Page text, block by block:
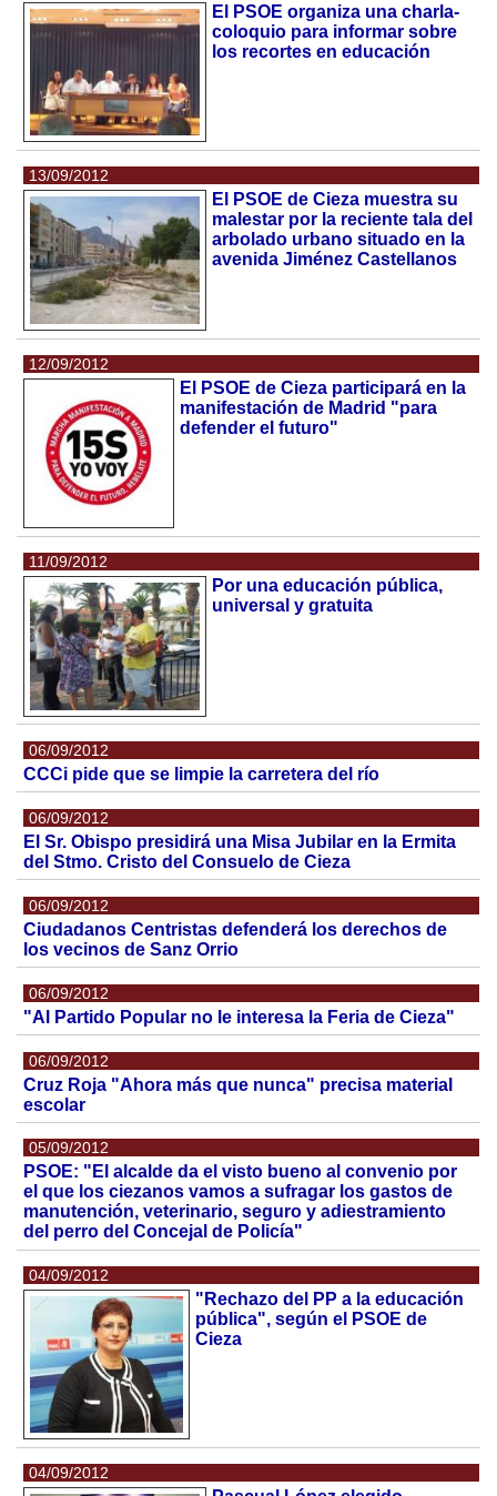
El PSOE organiza una charla-
coloquio para informar sobre
los recortes en educación
13/09/2012
El PSOE de Cieza muestra su
malestar por la reciente tala del
arbolado urbano situado en la
avenida Jiménez Castellanos
12/09/2012
El PSOE de Cieza participará en la
manifestación de Madrid "para
defender el futuro"
11/09/2012
Por una educación pública,
universal y gratuita
06/09/2012
CCCi pide que se limpie la carretera del río
06/09/2012
El Sr. Obispo presidirá una Misa Jubilar en la Ermita
del Stmo. Cristo del Consuelo de Cieza
06/09/2012
Ciudadanos Centristas defenderá los derechos de
los vecinos de Sanz Orrio
06/09/2012
"Al Partido Popular no le interesa la Feria de Cieza"
06/09/2012
Cruz Roja "Ahora más que nunca" precisa material
escolar
05/09/2012
PSOE: "El alcalde da el visto bueno al convenio por
el que los ciezanos vamos a sufragar los gastos de
manutención, veterinario, seguro y adiestramiento
del perro del Concejal de Policía"
04/09/2012
"Rechazo del PP a la educación
pública", según el PSOE de
Cieza
04/09/2012